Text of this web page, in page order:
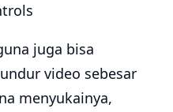
juga bisa
video sebesar
menyukainya,